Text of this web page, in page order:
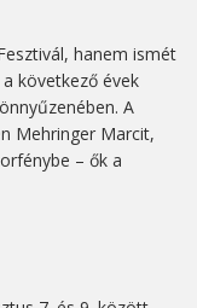
hanem ismét
következő évek
A
Mehringer Marcit,
– ők a